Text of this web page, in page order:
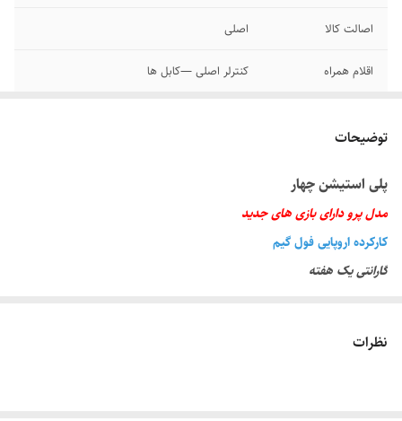
اصالت کالا اصلی
اقلام همراه کنترلر اصلی —کابل ها
رنگ
توضیحات
پلی استیشن چهار
مدل پرو دارای بازی های جدید
کارکرده اروپایی فول گیم
گارانتی یک هفته
نظرات